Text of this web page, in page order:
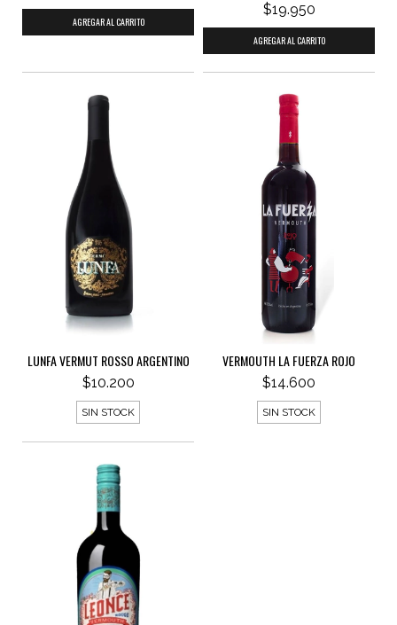
$19.950
LUNFA VERMUT ROSSO ARGENTINO
$10.200
SIN STOCK
VERMOUTH LA FUERZA ROJO
$14.600
SIN STOCK